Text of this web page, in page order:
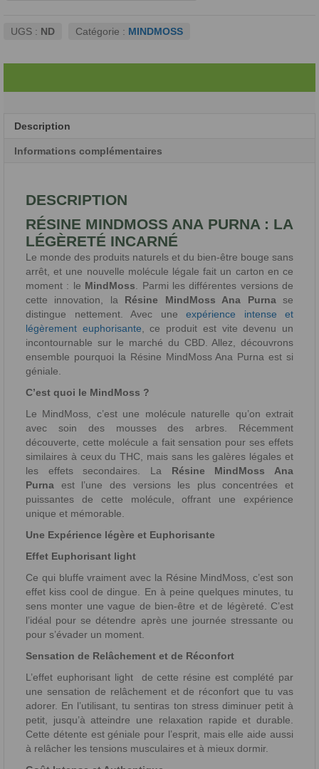
UGS : ND Catégorie : MINDMOSS
Description
Informations complémentaires
DESCRIPTION
RÉSINE MINDMOSS ANA PURNA : LA
LÉGÈRETÉ INCARNÉ
Le monde des produits naturels et du bien-être bouge sans
arrêt, et une nouvelle molécule légale fait un carton en ce
moment : le MindMoss . Parmi les différentes versions de
cette innovation, la Résine MindMoss Ana Purna se
distingue nettement. Avec une expérience intense et
légèrement euphorisante , ce produit est vite devenu un
incontournable sur le marché du CBD. Allez, découvrons
ensemble pourquoi la Résine MindMoss Ana Purna est si
géniale.
C’est quoi le MindMoss ?
Le MindMoss, c’est une molécule naturelle qu’on extrait
avec soin des mousses des arbres. Récemment
découverte, cette molécule a fait sensation pour ses effets
similaires à ceux du THC, mais sans les galères légales et
les effets secondaires. La Résine MindMoss Ana
Purna est l’une des versions les plus concentrées et
puissantes de cette molécule, offrant une expérience
unique et mémorable.
Une Expérience légère et Euphorisante
Effet Euphorisant light
Ce qui bluffe vraiment avec la Résine MindMoss, c’est son
effet kiss cool de dingue. En à peine quelques minutes, tu
sens monter une vague de bien-être et de légèreté. C’est
l’idéal pour se détendre après une journée stressante ou
pour s’évader un moment.
Sensation de Relâchement et de Réconfort
L’effet euphorisant light de cette résine est complété par
une sensation de relâchement et de réconfort que tu vas
adorer. En l’utilisant, tu sentiras ton stress diminuer petit à
petit, jusqu’à atteindre une relaxation rapide et durable.
Cette détente est géniale pour l’esprit, mais elle aide aussi
à relâcher les tensions musculaires et à mieux dormir.